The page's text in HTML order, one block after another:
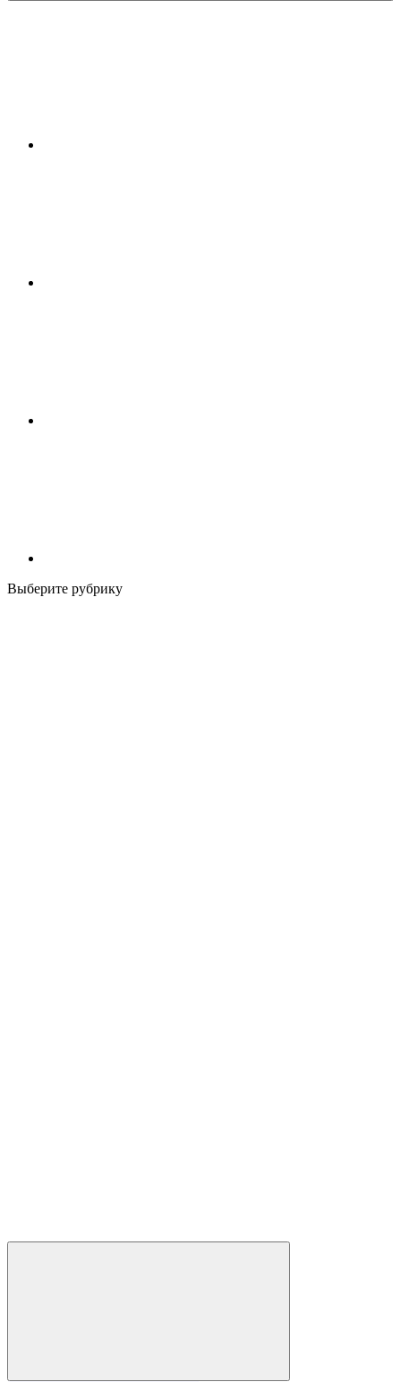
Выберите рубрику